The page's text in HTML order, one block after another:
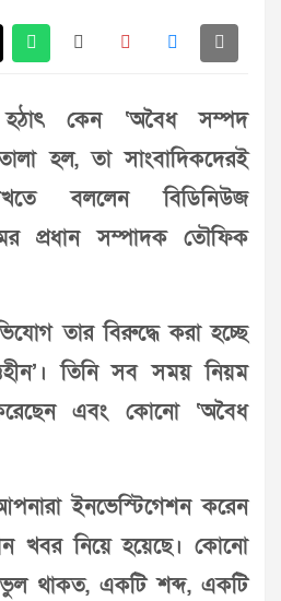
কেন ‘অবৈধ সম্পদ
হল, তা সাংবাদিকদেরই
বললেন বিডিনিউজ
প্রধান সম্পাদক তৌফিক
তার বিরুদ্ধে করা হচ্ছে
তিনি সব সময় নিয়ম
এবং কোনো ‘অবৈধ
ইনভেস্টিগেশন করেন
খবর নিয়ে হয়েছে। কোনো
থাকত, একটি শব্দ, একটি